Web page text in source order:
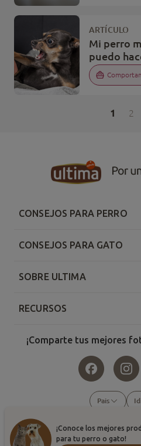
ARTÍCULO
Mi perro
puedo
1 2
¡Conoce los mejores
para tu perro o gato!
CONSEJOS PARA PERRO
CONSEJOS PARA GATO
SOBRE ULTIMA
RECURSOS
¡Comparte tus mejores
Pais
2026 , Affinity Petcare.
Condiciones de usoPolítica de